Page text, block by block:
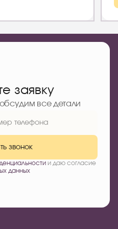
заявку
все детали
звонок
и даю согласие
данных